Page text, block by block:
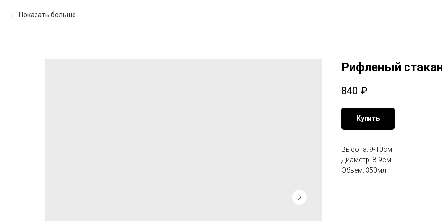
Показать больше
Рифленый
840 ₽
Купить
Высота: 9-10см
Диаметр: 8-9см
Обьем: 350мл